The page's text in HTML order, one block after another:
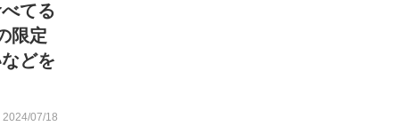
てる
限定
どを
2024/07/18